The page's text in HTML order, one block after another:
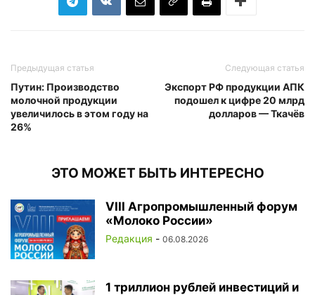
Предыдущая статья
Путин: Производство
молочной продукции
увеличилось в этом году на
26%
Следующая статья
Экспорт РФ продукции АПК
подошел к цифре 20 млрд
долларов — Ткачёв
ЭТО МОЖЕТ БЫТЬ ИНТЕРЕСНО
VIII Агропромышленный форум
«Молоко России»
Редакция - 06.08.2026
1 триллион рублей инвестиций и